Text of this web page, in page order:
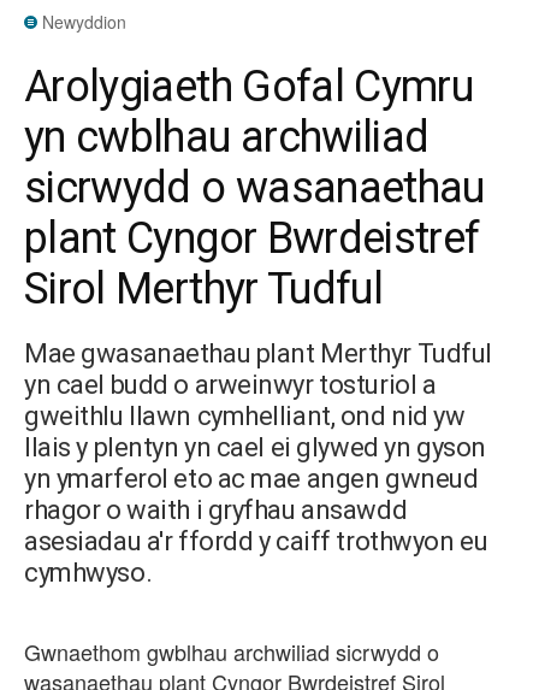
Newyddion
Arolygiaeth Gofal Cymru
yn cwblhau archwiliad
sicrwydd o wasanaethau
plant Cyngor Bwrdeistref
Sirol Merthyr Tudful
Mae gwasanaethau plant Merthyr Tudful
yn cael budd o arweinwyr tosturiol a
gweithlu llawn cymhelliant, ond nid yw
llais y plentyn yn cael ei glywed yn gyson
yn ymarferol eto ac mae angen gwneud
rhagor o waith i gryfhau ansawdd
asesiadau a'r ffordd y caiff trothwyon eu
cymhwyso.
Gwnaethom gwblhau archwiliad sicrwydd o
wasanaethau plant Cyngor Bwrdeistref Sirol